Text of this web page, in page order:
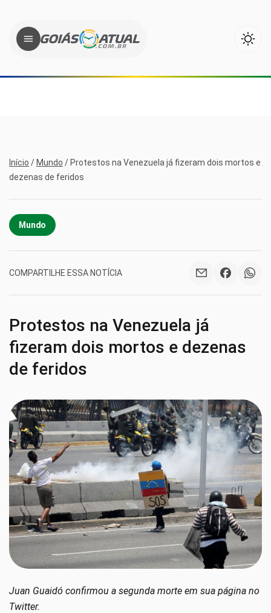
Início / Mundo / Protestos na Venezuela já fizeram dois mortos e
dezenas de feridos
Mundo
COMPARTILHE ESSA NOTÍCIA
Protestos na Venezuela já
fizeram dois mortos e dezenas
de feridos
Juan Guaidó confirmou a segunda morte em sua página no
Twitter.